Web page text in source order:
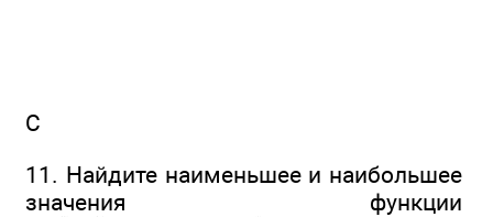
С
11. Найдите наименьшее и наибольшее
значения функции